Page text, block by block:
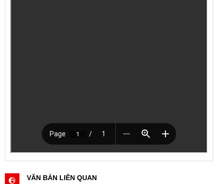
VĂN BẢN LIÊN QUAN